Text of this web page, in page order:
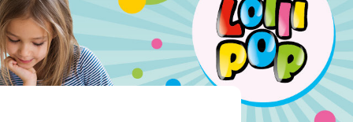
torek
09:00 —21:00
sreda
09:00—21:00
09:00—21:00